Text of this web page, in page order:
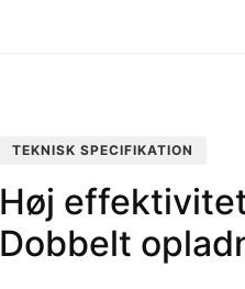
TEKNISK SPECIFIKATION
Høj
Dobbelt